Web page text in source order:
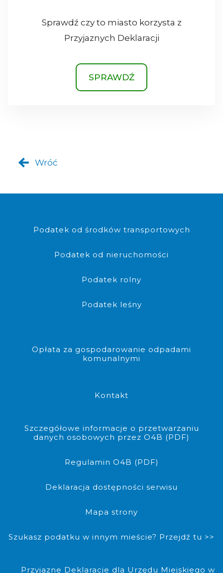
Sprawdź czy to miasto korzysta z
Przyjaznych Deklaracji
SPRAWDŹ
Wróć
Podatek od środków transportowych
Podatek od nieruchomości
Podatek rolny
Podatek leśny
Opłata za gospodarowanie odpadami
komunalnymi
Kontakt
Szczegółowe informacje o przetwarzaniu
danych osobowych przez O4B (PDF)
Regulamin O4B (PDF)
Deklaracja dostępności serwisu
Mapa strony
Szukasz podatku w innym mieście? Przejdź tu >>
Przyjazne Deklaracje dla Urzędu Miejskiego w